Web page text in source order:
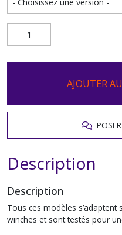
AJOUTER
POSER
Description
Description
Tous ces modèles
winches et sont testés pour